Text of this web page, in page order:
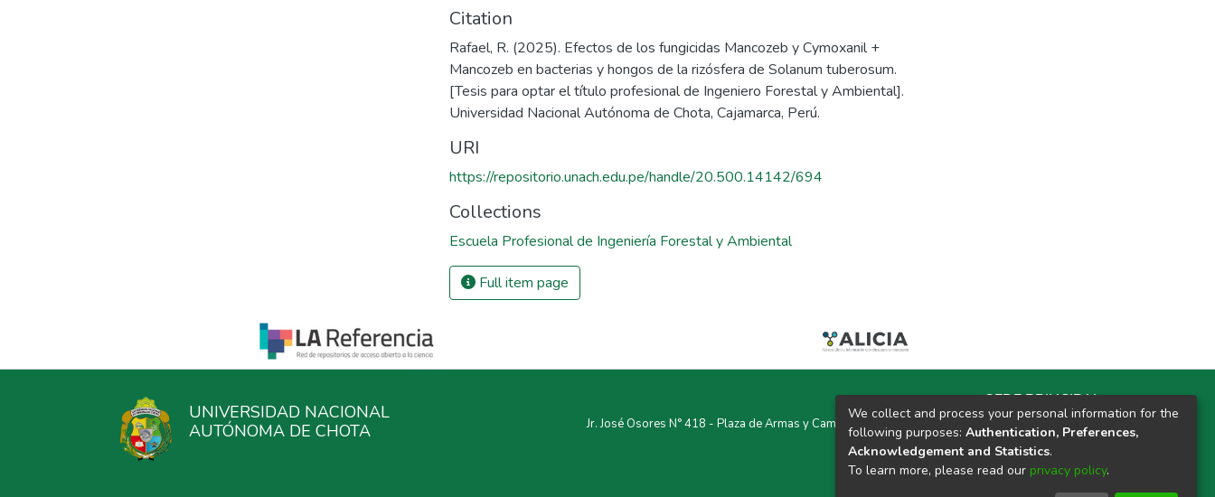
Citation
Rafael, R. (2025). Efectos de los fungicidas Mancozeb y Cymoxanil +
Mancozeb en bacterias y hongos de la rizósfera de Solanum tuberosum.
[Tesis para optar el título profesional de Ingeniero Forestal y Ambiental].
Universidad Nacional Autónoma de Chota, Cajamarca, Perú.
URI
https://repositorio.unach.edu.pe/handle/20.500.14142/694
Collections
Escuela Profesional de Ingeniería Forestal y Ambiental
Full item page
UNIVERSIDAD NACIONAL
AUTÓNOMA DE CHOTA
SEDE PRINCIPAL
Jr. José Osores N° 418 - Plaza de Armas y Campus Universitarios Colpa Matara y Colpa Huacariz
CORREO ELECTRÓNICO
repositorio@unach.edu.pe
We collect and process your personal information for the
following purposes: Authentication, Preferences,
Acknowledgement and Statistics.
To learn more, please read our privacy policy.